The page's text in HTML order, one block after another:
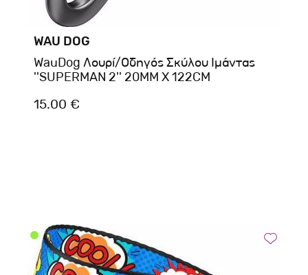
WAU DOG
WauDog Λουρί/Οδηγός Σκύλου Ιμάντας
''SUPERMAN 2'' 20MM X 122CM
15.00 €